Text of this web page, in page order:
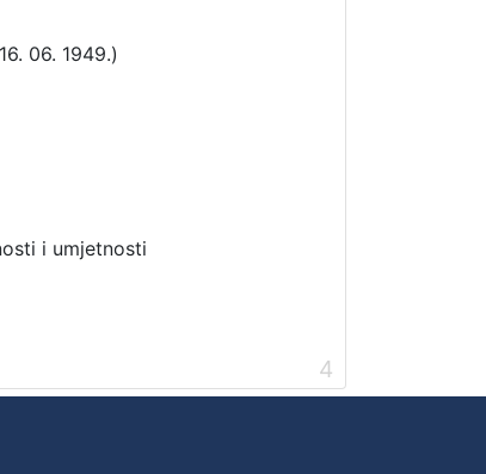
06. 1949.)
i umjetnosti
4